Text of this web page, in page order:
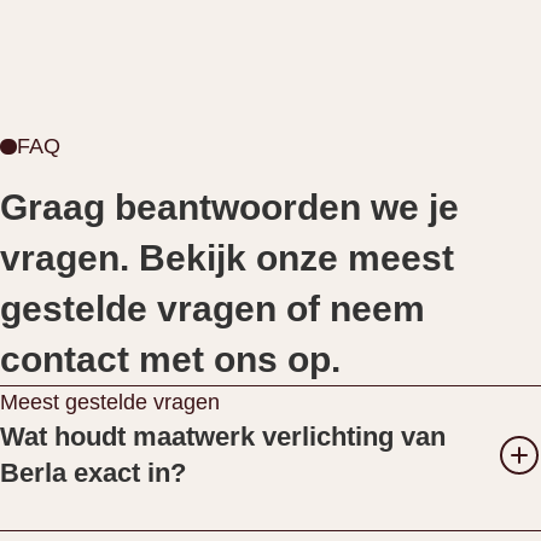
FAQ
Graag beantwoorden we je
vragen. Bekijk onze meest
gestelde vragen of neem
contact met ons op.
Meest gestelde vragen
Wat houdt maatwerk verlichting van
Berla exact in?